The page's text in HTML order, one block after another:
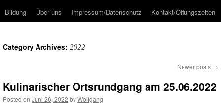
to
Bildung
Über uns Impressum/Datenschutz Kontakt/Öffungszeiten
Category Archives: 2022
Newer posts →
Kulinarischer Ortsrundgang am 25.06.2022
Posted on Juni 26, 2022 byWolfgang